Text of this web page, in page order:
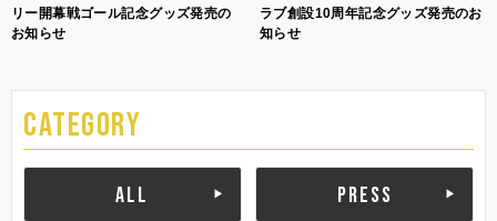
リー開幕戦ゴール記念グッズ発売の
お知らせ
ラブ創設10周年記念グッズ発売のお
知らせ
CATEGORY
ALL PRESS